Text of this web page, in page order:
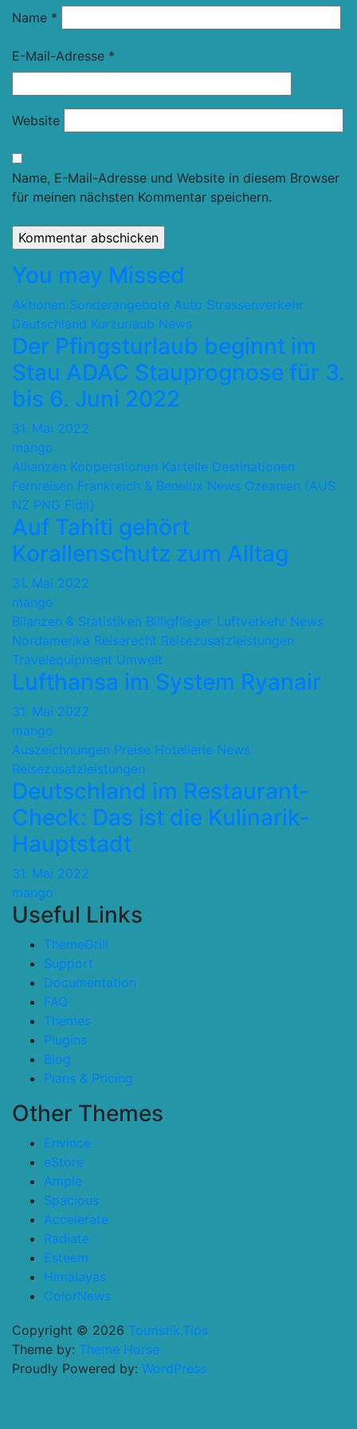
Name *
E-Mail-Adresse *
Website
Name, E-Mail-Adresse und Website in diesem Browser
für meinen nächsten Kommentar speichern.
You may Missed
Aktionen Sonderangebote Auto Strassenverkehr
Deutschland Kurzurlaub News
Der Pfingsturlaub beginnt im
Stau ADAC Stauprognose für 3.
bis 6. Juni 2022
31. Mai 2022
mango
Allianzen Kooperationen Kartelle Destinationen
Fernreisen Frankreich & Benelux News Ozeanien (AUS
NZ PNG Fidji)
Auf Tahiti gehört
Korallenschutz zum Alltag
31. Mai 2022
mango
Bilanzen & Statistiken Billigflieger Luftverkehr News
Nordamerika Reiserecht Reisezusatzleistungen
Travelequipment Umwelt
Lufthansa im System Ryanair
31. Mai 2022
mango
Auszeichnungen Preise Hotellerie News
Reisezusatzleistungen
Deutschland im Restaurant-
Check: Das ist die Kulinarik-
Hauptstadt
31. Mai 2022
mango
Useful Links
ThemeGrill
Support
Documentation
FAQ
Themes
Plugins
Blog
Plans & Pricing
Other Themes
Envince
eStore
Ample
Spacious
Accelerate
Radiate
Esteem
Himalayas
ColorNews
Copyright © 2026 Touristik.Tips
Theme by: Theme Horse
Proudly Powered by: WordPress